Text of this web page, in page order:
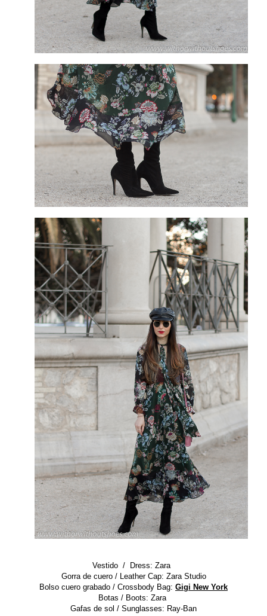
Vestido / Dress: Zara
Gorra de cuero / Leather Cap: Zara Studio
Bolso cuero grabado / Crossbody Bag: Gigi New York
Botas / Boots: Zara
Gafas de sol / Sunglasses: Ray-Ban